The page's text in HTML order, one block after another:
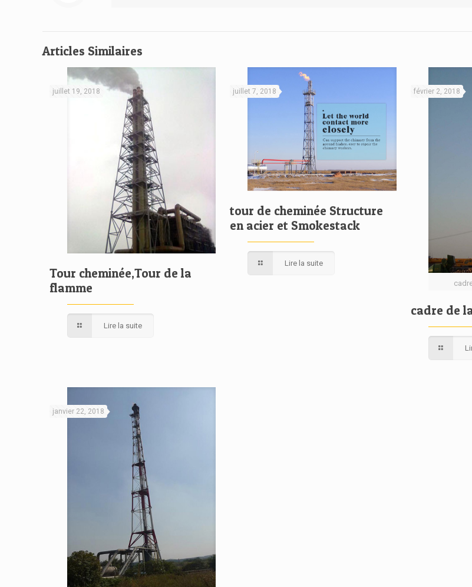
Articles Similaires
juillet 19, 2018
Tour cheminée,Tour de la
flamme
Lire la suite
juillet 7, 2018
tour de cheminée Structure
en acier et Smokestack
Lire la suite
février 2, 2018
cadre de
janvier 22, 2018